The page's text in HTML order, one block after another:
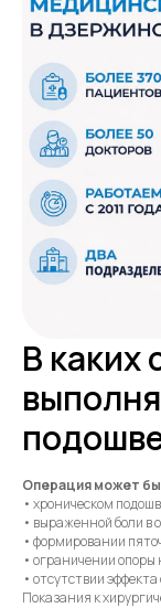
В каких
Операция может
• хроническом
• выраженной боли в
• формировании
• ограничении опоры
• отсутствии
Показания к